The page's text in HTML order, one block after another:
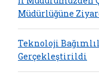
Müdürlüğüne
Teknoloji
Gerçekleştirildi